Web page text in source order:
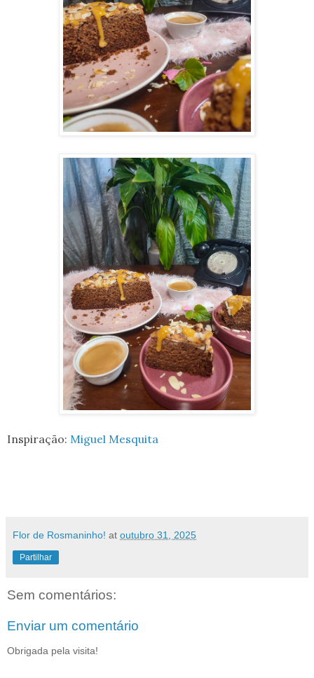
Inspiração: Miguel Mesquita
Flor de Rosmaninho! at outubro 31, 2025
Partilhar
Sem comentários:
Enviar um comentário
Obrigada pela visita!